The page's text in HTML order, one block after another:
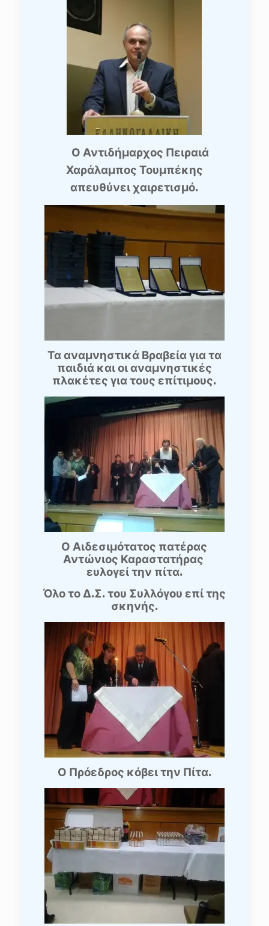
Ο Αντιδήμαρχος Πειραιά
Χαράλαμπος Τουμπέκης
απευθύνει χαιρετισμό.
Τα αναμνηστικά Βραβεία για τα
παιδιά και οι αναμνηστικές
πλακέτες για τους επίτιμους.
Ο Αιδεσιμότατος πατέρας
Αντώνιος Καραστατήρας
ευλογεί την πίτα.
Όλο το Δ.Σ. του Συλλόγου επί της
σκηνής.
Ο Πρόεδρος κόβει την Πίτα.